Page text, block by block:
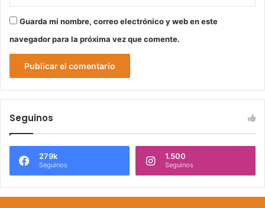
Guarda mi nombre, correo electrónico y web en este
navegador para la próxima vez que comente.
Seguinos
279k
Seguinos
1.500
Seguinos